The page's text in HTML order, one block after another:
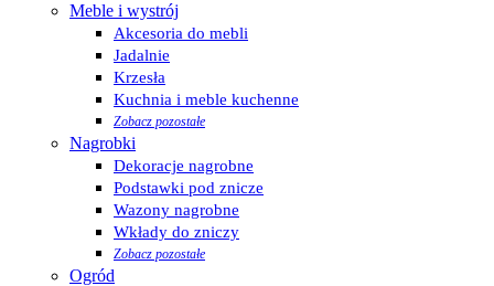
Meble i wystrój
Akcesoria do mebli
Jadalnie
Krzesła
Kuchnia i meble kuchenne
Zobacz pozostałe
Nagrobki
Dekoracje nagrobne
Podstawki pod znicze
Wazony nagrobne
Wkłady do zniczy
Zobacz pozostałe
Ogród